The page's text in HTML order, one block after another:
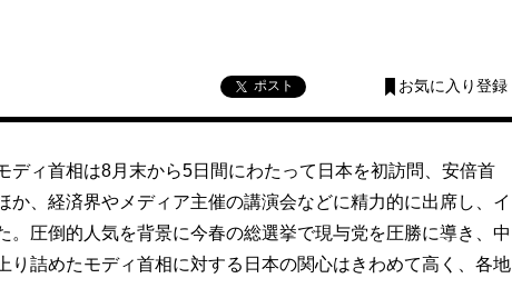
ポスト お気に入り登録
ィ首相は8月末から5日間にわたって日本を初訪問、安倍首
か、経済界やメディア主催の講演会などに精力的に出席し、イ
。圧倒的人気を背景に今春の総選挙で現与党を圧勝に導き、中
り詰めたモディ首相に対する日本の関心はきわめて高く、各地